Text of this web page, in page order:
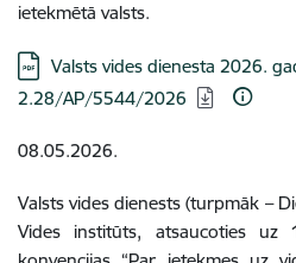
ietekmētā valsts.
Lejupielādēt:
Valsts vides dienesta 2026.
2.28/AP/5544/2026
08.05.2026.
Valsts vides dienests (turpmāk –
Vides institūts, atsaucoties